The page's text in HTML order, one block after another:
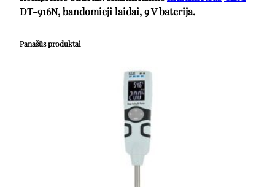
DT-916N, bandomieji laidai, 9 V baterija.
Panašūs produktai